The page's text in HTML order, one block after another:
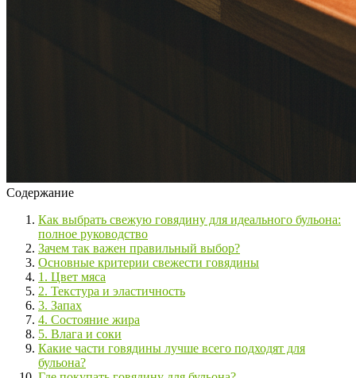
Содержание
Как выбрать свежую говядину для идеального бульона:
полное руководство
Зачем так важен правильный выбор?
Основные критерии свежести говядины
1. Цвет мяса
2. Текстура и эластичность
3. Запах
4. Состояние жира
5. Влага и соки
Какие части говядины лучше всего подходят для
бульона?